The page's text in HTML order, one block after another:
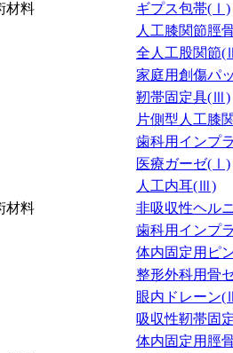
材料 ギプス包帯(Ⅰ)
人工膝関節脛
全人工股関節
家庭用創傷パ
靭帯固定具(Ⅲ)
片側型人工膝
歯科用インプ
医療ガーゼ(Ⅰ)
人工内耳(Ⅲ)
材料 非吸収性ヘル
歯科用インプ
体内固定用ピ
整形外科用骨
眼内ドレーン
吸収性靭帯固
体内固定用脛